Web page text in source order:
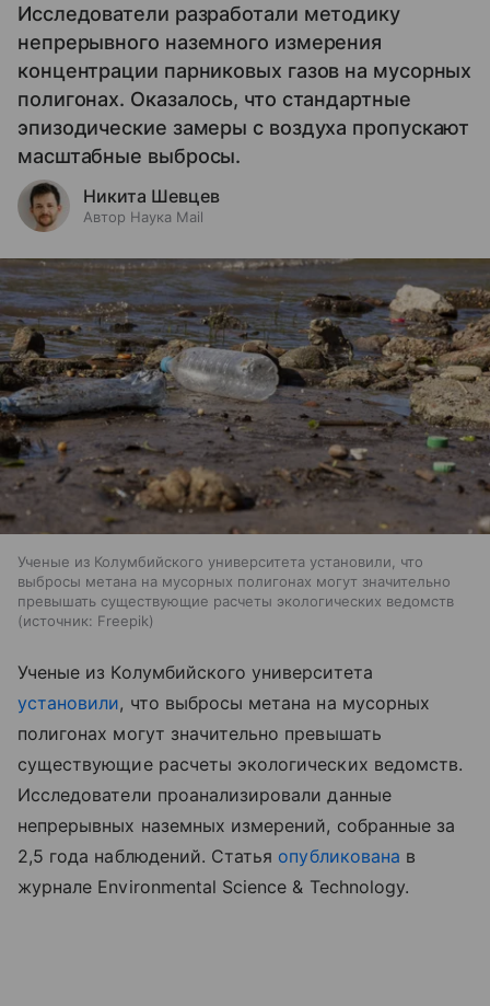
Исследователи разработали методику
непрерывного наземного измерения
концентрации парниковых газов на мусорных
полигонах. Оказалось, что стандартные
эпизодические замеры с воздуха пропускают
масштабные выбросы.
Никита Шевцев
Автор Наука Mail
Ученые из Колумбийского университета установили, что
выбросы метана на мусорных полигонах могут значительно
превышать существующие расчеты экологических ведомств
источник: Freepik
Ученые из Колумбийского университета
установили, что выбросы метана на мусорных
полигонах могут значительно превышать
существующие расчеты экологических ведомств.
Исследователи проанализировали данные
непрерывных наземных измерений, собранные за
2,5 года наблюдений. Статья опубликована в
журнале Environmental Science & Technology.